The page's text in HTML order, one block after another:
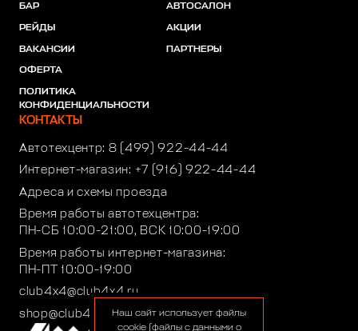
БАР
РЕЙДЫ
ВАКАНСИИ
ОФЕРТА
ПОЛИТИКА
КОНФИДЕНЦИАЛЬНОСТИ
АВТОСАЛОН
АКЦИИ
ПАРТНЕРЫ
КОНТАКТЫ
Автотехцентр: 8 (499) 922-44-44
Интернет-магазин: +7 (916) 922-44-44
Адреса и схемы проезда
Время работы автотехцентра:
ПН-СБ 10:00-21:00, ВСК 10:00-19:00
Время работы интернет-магазина:
ПН-ПТ 10:00-19:00
club4x4@club4x4.ru
shop@club4x4.ruНаш сайт использует файлы
cookie (файлы с данными о